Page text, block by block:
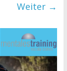
Weiter →